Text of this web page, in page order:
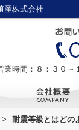
産株式会社
業時間：８：３０～
>
耐震等級とはどの